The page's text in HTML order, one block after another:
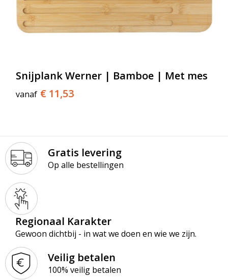
Snijplank Werner | Bamboe | Met mes
vanaf € 11,53
Gratis levering
Op alle bestellingen
Regionaal Karakter
Gewoon dichtbij - in wat we doen en wie we zijn.
Veilig betalen
100% veilig betalen